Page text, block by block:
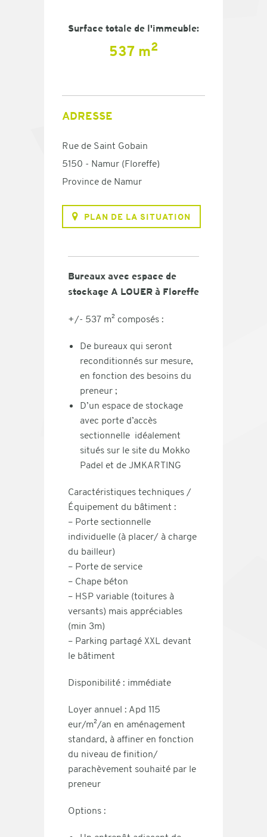
Surface totale de l'immeuble:
537 m2
ADRESSE
Rue de Saint Gobain
5150 - Namur (Floreffe)
Province de Namur
PLAN DE LA SITUATION
Bureaux avec espace de
stockage A LOUER à Floreffe
+/- 537 m² composés :
De bureaux qui seront
reconditionnés sur mesure,
en fonction des besoins du
preneur ;
D’un espace de stockage
avec porte d’accès
sectionnelle idéalement
situés sur le site du Mokko
Padel et de JMKARTING
Caractéristiques techniques /
Équipement du bâtiment :
– Porte sectionnelle
individuelle (à placer/ à charge
du bailleur)
– Porte de service
– Chape béton
– HSP variable (toitures à
versants) mais appréciables
(min 3m)
– Parking partagé XXL devant
le bâtiment
Disponibilité : immédiate
Loyer annuel : Apd 115
eur/m²/an en aménagement
standard, à affiner en fonction
du niveau de finition/
parachèvement souhaité par le
preneur
Options :